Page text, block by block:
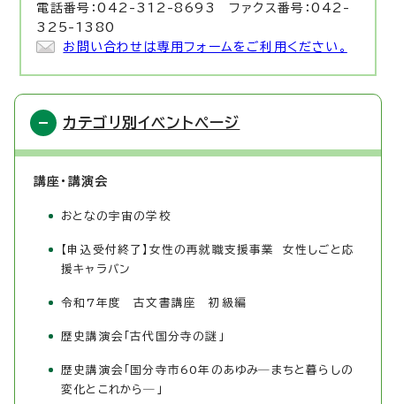
電話番号：042-312-8693 ファクス番号：042-
325-1380
お問い合わせは専用フォームをご利用ください。
カテゴリ別イベントページ
講座・講演会
おとなの宇宙の学校
【申込受付終了】女性の再就職支援事業 女性しごと応
援キャラバン
令和7年度 古文書講座 初級編
歴史講演会「古代国分寺の謎」
歴史講演会「国分寺市60年のあゆみ―まちと暮らしの
変化とこれから―」